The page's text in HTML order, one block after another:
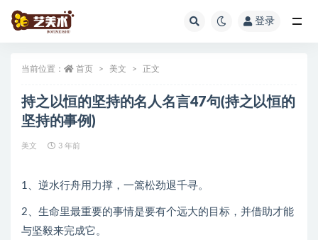
登录
当前位置： 首页 美文 正文
持之以恒的坚持的名人名言47句(持之以恒的
坚持的事例)
美文 3 年前
1、逆水行舟用力撑，一篙松劲退千寻。
2、生命里最重要的事情是要有个远大的目标，并借助才能
与坚毅来完成它。